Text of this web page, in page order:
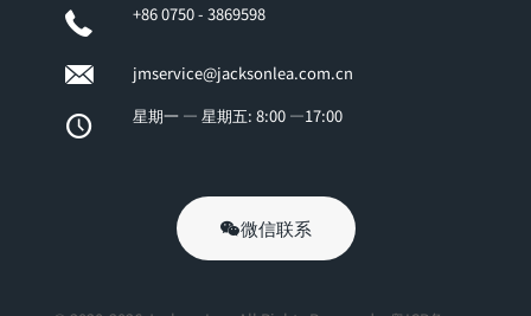
+86 0750 - 3869598
jmservice@jacksonlea.com.cn
星期一 — 星期五: 8:00 —17:00
微信联系